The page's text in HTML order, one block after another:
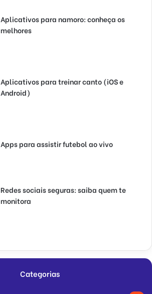
Aplicativos para namoro: conheça os
melhores
Aplicativos para treinar canto (iOS e
Android)
Apps para assistir futebol ao vivo
Redes sociais seguras: saiba quem te
monitora
Categorias